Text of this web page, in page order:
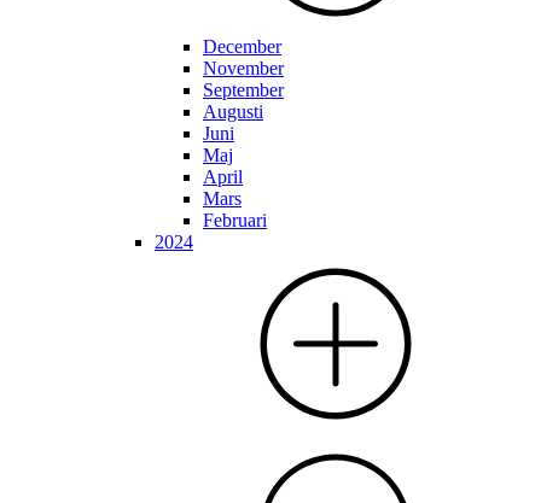
December
November
September
Augusti
Juni
Maj
April
Mars
Februari
2024